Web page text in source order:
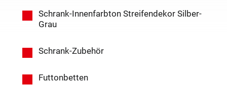
Schrank-Innenfarbton Streifendekor Silber-
Grau
Schrank-Zubehör
Futtonbetten